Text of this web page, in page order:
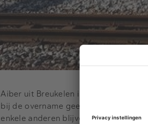
Aiber uit Breukelen is
bij de overname geen werknemers
enkele anderen blijven bij Strukton,